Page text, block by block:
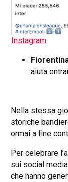
Instagram
aiuta
Nella stessa
storiche
ormai a fine
Per celebrare
sui social
che hanno